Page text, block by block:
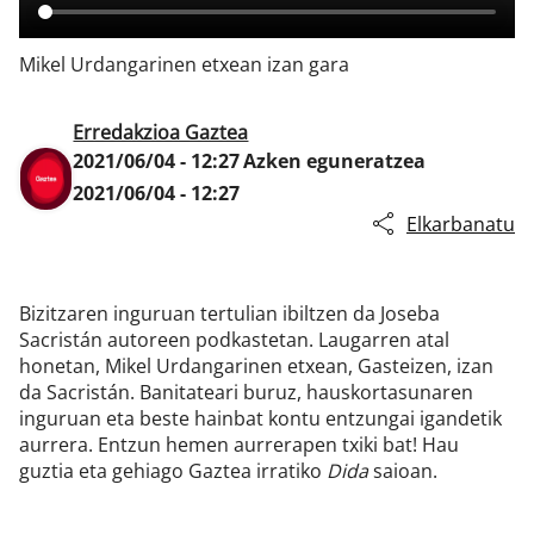
Mikel Urdangarinen etxean izan gara
Erredakzioa Gaztea
2021/06/04 - 12:27Azken eguneratzea
2021/06/04 - 12:27
Elkarbanatu
Bizitzaren inguruan tertulian ibiltzen da Joseba
Sacristán autoreen podkastetan. Laugarren atal
honetan, Mikel Urdangarinen etxean, Gasteizen, izan
da Sacristán. Banitateari buruz, hauskortasunaren
inguruan eta beste hainbat kontu entzungai igandetik
aurrera. Entzun hemen aurrerapen txiki bat! Hau
guztia eta gehiago Gaztea irratiko Didasaioan.